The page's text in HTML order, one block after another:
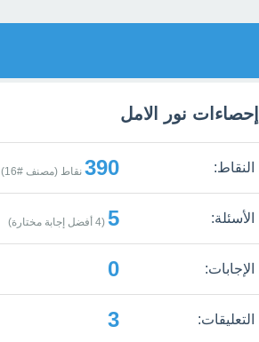
إحصاءات نور الامل
النقاط: 390 نقاط (مصنف #16
)
الأسئلة: 5
(
4 أفضل إجابة مختارة)
الإجابات: 0
التعليقات: 3